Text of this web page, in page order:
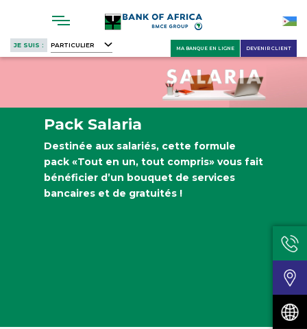
main
content
JE SUIS : PARTICULIER DEVENIR CLIENT
MA BANQUE EN LIGNE
Pack Salaria
Destinée aux salariés, cette formule
pack «Tout en un, tout compris» vous fait
bénéficier d’un bouquet de services
bancaires et de gratuités !